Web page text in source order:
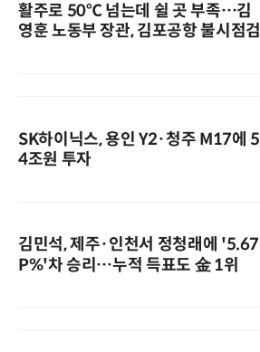
활주로 50℃ 넘는데 쉴 곳 부족…김
영훈 노동부 장관, 김포공항 불시점검
SK하이닉스, 용인 Y2·청주 M17에 5
4조원 투자
김민석, 제주·인천서 정청래에 '5.67
P%'차 승리…누적 득표도 金 1위